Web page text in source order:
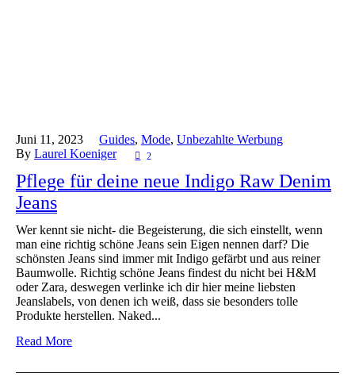
Juni 11, 2023 Guides, Mode, Unbezahlte Werbung
By Laurel Koeniger 2
Pflege für deine neue Indigo Raw Denim
Jeans
Wer kennt sie nicht- die Begeisterung, die sich einstellt, wenn
man eine richtig schöne Jeans sein Eigen nennen darf? Die
schönsten Jeans sind immer mit Indigo gefärbt und aus reiner
Baumwolle. Richtig schöne Jeans findest du nicht bei H&M
oder Zara, deswegen verlinke ich dir hier meine liebsten
Jeanslabels, von denen ich weiß, dass sie besonders tolle
Produkte herstellen. Naked...
Read More